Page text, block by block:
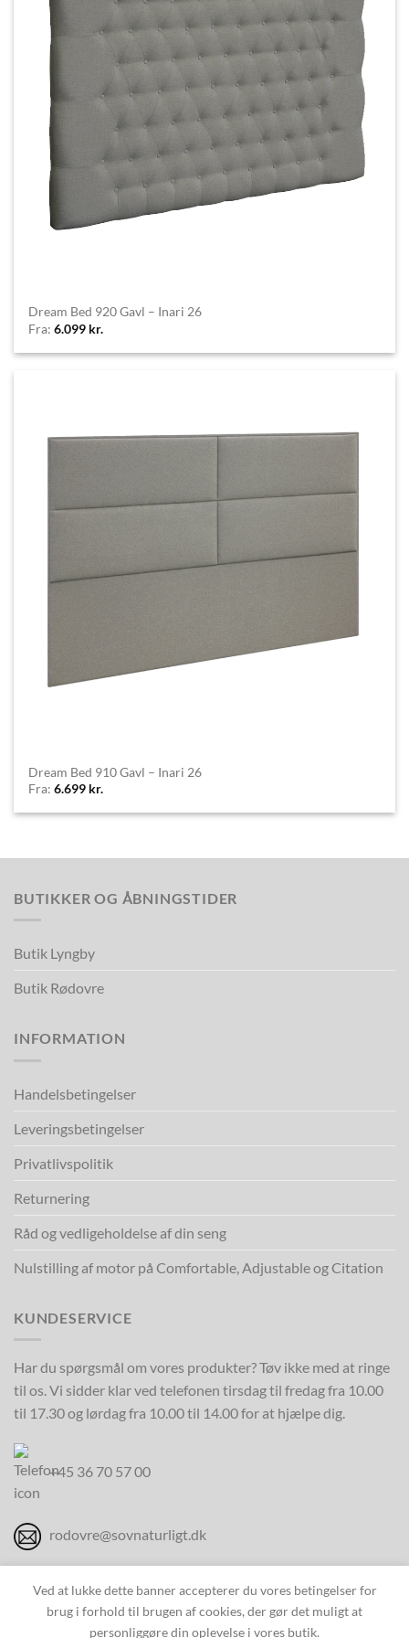
Dream Bed 920 Gavl – Inari 26
Fra:6.099 kr.
Dream Bed 910 Gavl – Inari 26
Fra:6.699 kr.
BUTIKKER OG ÅBNINGSTIDER
Butik Lyngby
Butik Rødovre
INFORMATION
Handelsbetingelser
Leveringsbetingelser
Privatlivspolitik
Returnering
Råd og vedligeholdelse af din seng
Nulstilling af motor på Comfortable, Adjustable og Citation
KUNDESERVICE
Har du spørgsmål om vores produkter? Tøv ikke med at ringe
til os. Vi sidder klar ved telefonen tirsdag til fredag fra 10.00
til 17.30 og lørdag fra 10.00 til 14.00 for at hjælpe dig.
+45 36 70 57 00
rodovre@sovnaturligt.dk
Ved at lukke dette banner accepterer du vores betingelser for
brug i forhold til brugen af cookies, der gør det muligt at
personliggøre din oplevelse i vores butik.